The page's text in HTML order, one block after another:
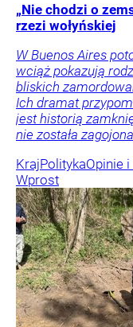
„Nie chodzi o
rzezi wołyńskiej
W Buenos Aires
wciąż pokazują
bliskich
Ich dramat
jest historią
nie została
KrajPolitykaOpinie
Wprost